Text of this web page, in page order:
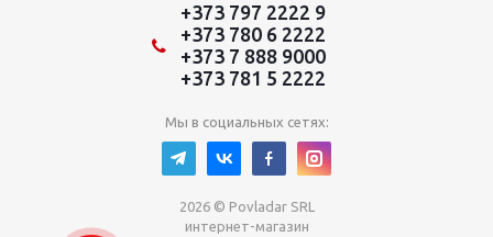
+373 797 2222 9
+373 780 6 2222
+373 7 888 9000
+373 781 5 2222
Мы в социальных сетях:
2026 © Povladar SRL
интернет-магазин